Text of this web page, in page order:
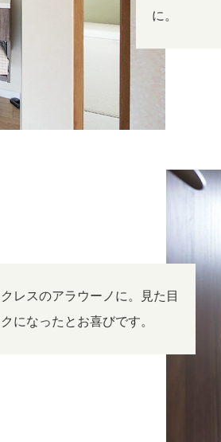
に。
レスのアラウーノに。見た目
になったとお喜びです。